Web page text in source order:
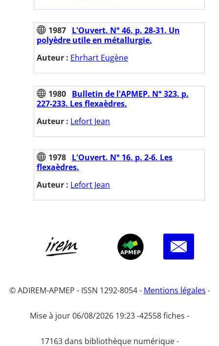
1987 L'Ouvert. N° 46. p. 28-31. Un
polyèdre utile en métallurgie.
Auteur : Ehrhart Eugène
1980 Bulletin de l'APMEP. N° 323. p.
227-233. Les flexaèdres.
Auteur : Lefort Jean
1978 L'Ouvert. N° 16. p. 2-6. Les
flexaèdres.
Auteur : Lefort Jean
© ADIREM-APMEP - ISSN 1292-8054 - Mentions légales -
Mise à jour 06/08/2026 19:23 -42558 fiches -
17163 dans bibliothèque numérique -